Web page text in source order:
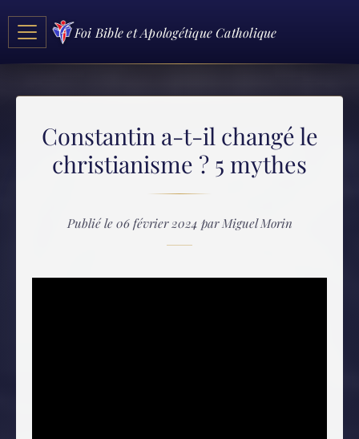
Foi Bible et Apologétique Catholique
Constantin a-t-il changé le
christianisme ? 5 mythes
Publié le 06 février 2024 par Miguel Morin